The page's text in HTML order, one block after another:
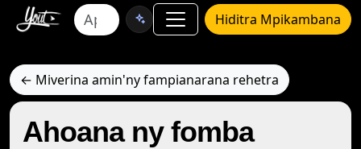
Hiditra Mpikambana
← Miverina amin'ny fampianarana rehetra
Ahoana ny fomba